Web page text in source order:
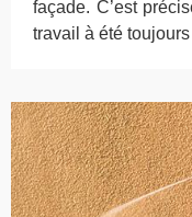
façade. C’est
travail à été